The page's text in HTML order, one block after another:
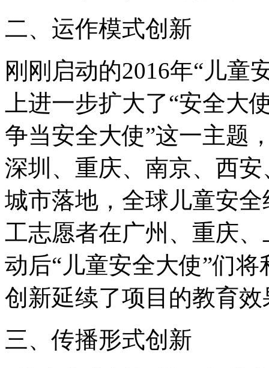
二、运作模式创新
刚刚启动的2016年“儿童
上进一步扩大了“安全大
争当安全大使”这一主题
深圳、重庆、南京、西
城市落地，全球儿童安
工志愿者在广州、重庆
动后“儿童安全大使”们
创新延续了项目的教育
三、传播形式创新